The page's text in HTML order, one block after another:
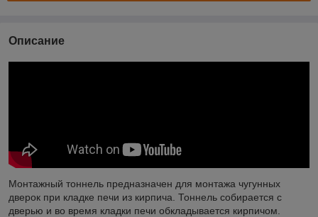
Описание
Монтажный тоннель предназначен для монтажа чугунных
дверок при кладке печи из кирпича. Тоннель собирается с
дверью и во время кладки печи обкладывается кирпичом.